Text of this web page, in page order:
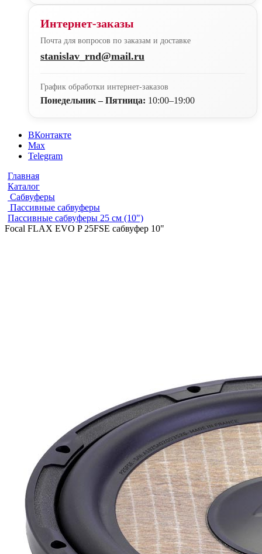
Интернет-заказы
Почта для вопросов по заказам и доставке
stanislav_rnd@mail.ru
График обработки интернет-заказов
Понедельник – Пятница: 10:00–19:00
ВКонтакте
Max
Telegram
Главная
Каталог
Сабвуферы
Пассивные сабвуферы
Пассивные сабвуферы 25 см (10")
Focal FLAX EVO P 25FSE сабвуфер 10"